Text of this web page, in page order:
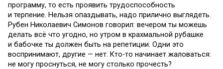
программу, то есть проявить трудоспособность
и терпение. Нельзя опаздывать, надо прилично выглядеть.
Рубен Николаевич Симонов говорил: вечером ты можешь
делать всё что угодно, но утром в крахмальной рубашке
и бабочке ты должен быть на репетиции. Одни это
воспринимают, другие — нет. Кто-то начинает жаловаться:
не могу проснуться, не могу столько прочесть?